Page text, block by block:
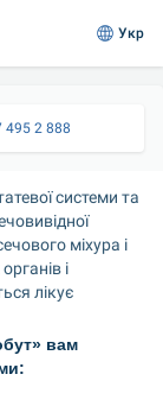
Укр
495 2 888
системи та
міхура і
і
лікує
вам